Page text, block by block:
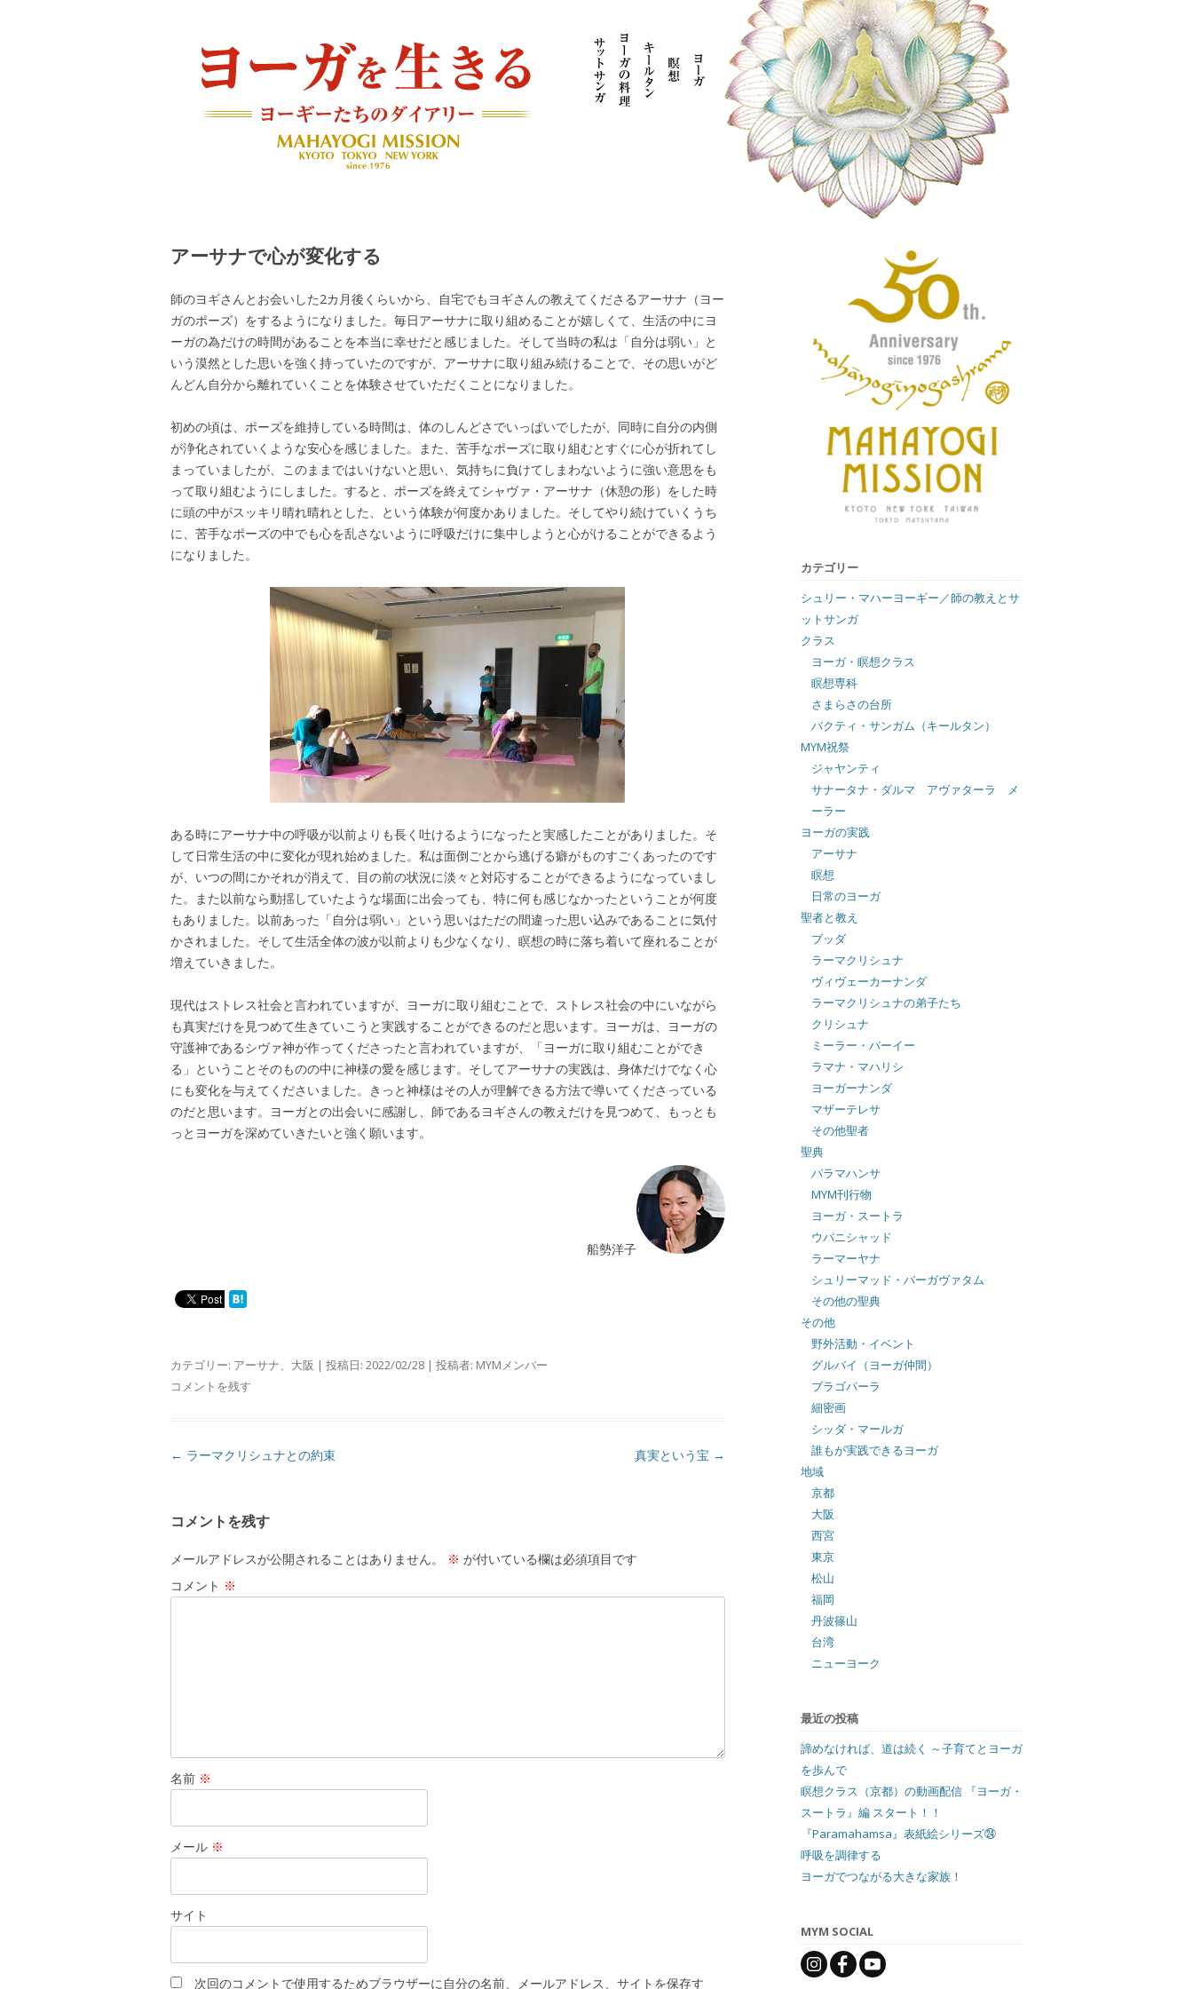
アーサナで心が変化する
師のヨギさんとお会いした2カ月後くらいから、自宅でもヨギさんの教えてくださるアーサナ（ヨー
ガのポーズ）をするようになりました。毎日アーサナに取り組めることが嬉しくて、生活の中にヨ
ーガの為だけの時間があることを本当に幸せだと感じました。そして当時の私は「自分は弱い」と
いう漠然とした思いを強く持っていたのですが、アーサナに取り組み続けることで、その思いがど
んどん自分から離れていくことを体験させていただくことになりました。
初めの頃は、ポーズを維持している時間は、体のしんどさでいっぱいでしたが、同時に自分の内側
が浄化されていくような安心を感じました。また、苦手なポーズに取り組むとすぐに心が折れてし
まっていましたが、このままではいけないと思い、気持ちに負けてしまわないように強い意思をも
って取り組むようにしました。すると、ポーズを終えてシャヴァ・アーサナ（休憩の形）をした時
に頭の中がスッキリ晴れ晴れとした、という体験が何度かありました。そしてやり続けていくうち
に、苦手なポーズの中でも心を乱さないように呼吸だけに集中しようと心がけることができるよう
になりました。
ある時にアーサナ中の呼吸が以前よりも長く吐けるようになったと実感したことがありました。そ
して日常生活の中に変化が現れ始めました。私は面倒ごとから逃げる癖がものすごくあったのです
が、いつの間にかそれが消えて、目の前の状況に淡々と対応することができるようになっていまし
た。また以前なら動揺していたような場面に出会っても、特に何も感じなかったということが何度
もありました。以前あった「自分は弱い」という思いはただの間違った思い込みであることに気付
かされました。そして生活全体の波が以前よりも少なくなり、瞑想の時に落ち着いて座れることが
増えていきました。
現代はストレス社会と言われていますが、ヨーガに取り組むことで、ストレス社会の中にいながら
も真実だけを見つめて生きていこうと実践することができるのだと思います。ヨーガは、ヨーガの
守護神であるシヴァ神が作ってくださったと言われていますが、「ヨーガに取り組むことができ
る」ということそのものの中に神様の愛を感じます。そしてアーサナの実践は、身体だけでなく心
にも変化を与えてくださいました。きっと神様はその人が理解できる方法で導いてくださっている
のだと思います。ヨーガとの出会いに感謝し、師であるヨギさんの教えだけを見つめて、もっとも
っとヨーガを深めていきたいと強く願います。
船勢洋子
カテゴリー: アーサナ、 大阪 | 投稿日: 2022/02/28 | 投稿者: MYMメンバー
コメントを残す
投
ビ
ゲ
ー
シ
← ラーマクリシュナとの約束 真実という宝 →
コメントを残す
メールアドレスが公開されることはありません。 ※ が付いている欄は必須項目です
コメント ※
名前 ※
メール ※
サイト
次回のコメントで使用するためブラウザーに自分の名前、メールアドレス、サイトを保存す
カテゴリー
シュリー・マハーヨーギー／師の教えとサ
ットサンガ
クラス
ヨーガ・瞑想クラス
瞑想専科
さまらさの台所
バクティ・サンガム（キールタン）
MYM祝祭
ジャヤンティ
サナータナ・ダルマ アヴァターラ メ
ーラー
ヨーガの実践
アーサナ
瞑想
日常のヨーガ
聖者と教え
ブッダ
ラーマクリシュナ
ヴィヴェーカーナンダ
ラーマクリシュナの弟子たち
クリシュナ
ミーラー・バーイー
ラマナ・マハリシ
ヨーガーナンダ
マザーテレサ
その他聖者
聖典
パラマハンサ
MYM刊行物
ヨーガ・スートラ
ウパニシャッド
ラーマーヤナ
シュリーマッド・バーガヴァタム
その他の聖典
その他
野外活動・イベント
グルバイ（ヨーガ仲間）
ブラゴパーラ
細密画
シッダ・マールガ
誰もが実践できるヨーガ
地域
京都
大阪
西宮
東京
松山
福岡
丹波篠山
台湾
ニューヨーク
最近の投稿
諦めなければ、道は続く ～子育てとヨーガ
を歩んで
瞑想クラス（京都）の動画配信 『ヨーガ・
スートラ』編 スタート！！
『Paramahamsa』表紙絵シリーズ㉔
呼吸を調律する
ヨーガでつながる大きな家族！
MYM SOCIAL